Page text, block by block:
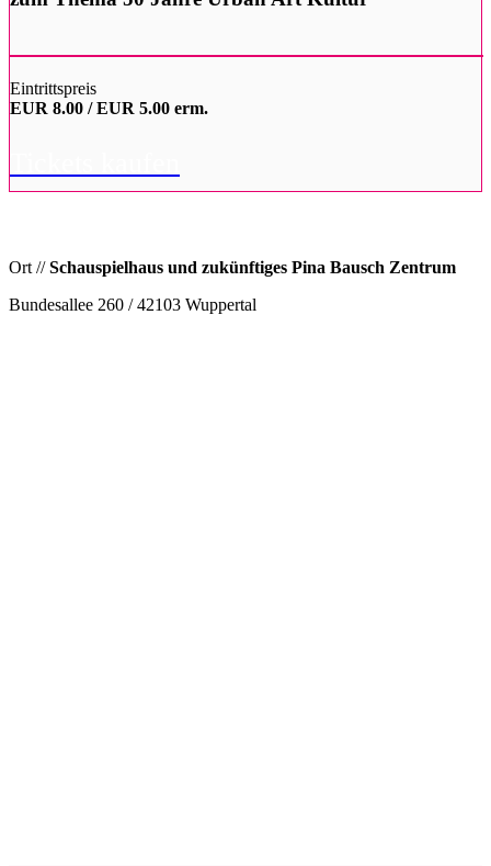
Eintrittspreis
EUR 8.00 / EUR 5.00 erm.
Ort //Schauspielhaus und zukünftiges Pina Bausch Zentrum
Bundesallee 260 / 42103 Wuppertal